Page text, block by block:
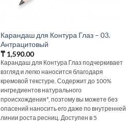
Карандаш для Контура Глаз – 03.
Антрацитовый
₸ 1,590.00
Карандаш для Контура Глаз подчеркивает
взгляд и легко наносится благодаря
кремовой текстуре. Содержит до 100%
ингредиентов натурального
происхождения*, поэтому вы можете без
опасений наносить его даже по внутренней
линии роста ресниц. Доступен в 5